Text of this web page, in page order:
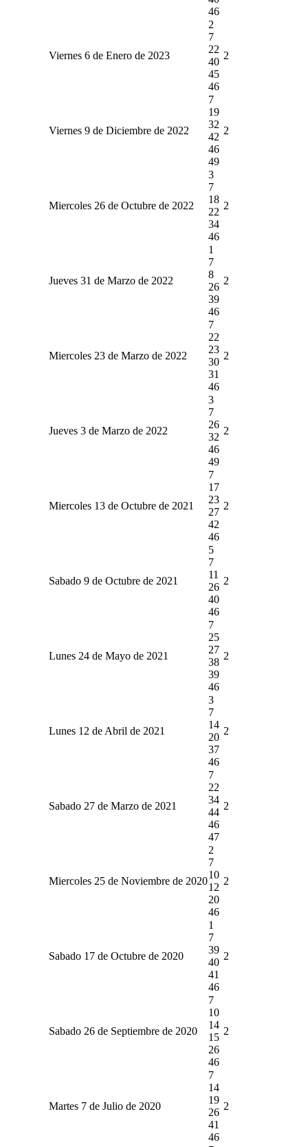
46
Viernes 6 de Enero de 2023
2
7
22
40
45
46
2
Viernes 9 de Diciembre de 2022
7
19
32
42
46
49
2
Miercoles 26 de Octubre de 2022
3
7
18
22
34
46
2
Jueves 31 de Marzo de 2022
1
7
8
26
39
46
2
Miercoles 23 de Marzo de 2022
7
22
23
30
31
46
2
Jueves 3 de Marzo de 2022
3
7
26
32
46
49
2
Miercoles 13 de Octubre de 2021
7
17
23
27
42
46
2
Sabado 9 de Octubre de 2021
5
7
11
26
40
46
2
Lunes 24 de Mayo de 2021
7
25
27
38
39
46
2
Lunes 12 de Abril de 2021
3
7
14
20
37
46
2
Sabado 27 de Marzo de 2021
7
22
34
44
46
47
2
Miercoles 25 de Noviembre de 2020
2
7
10
12
20
46
2
Sabado 17 de Octubre de 2020
1
7
39
40
41
46
2
Sabado 26 de Septiembre de 2020
7
10
14
15
26
46
2
Martes 7 de Julio de 2020
7
14
19
26
41
46
2